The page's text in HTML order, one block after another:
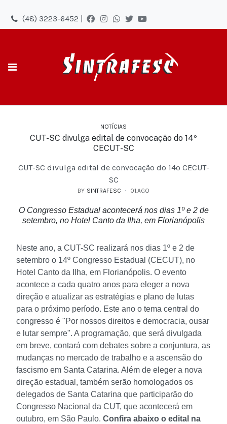
(48) 3223-6452 |
NOTÍCIAS
CUT-SC divulga edital de convocação do 14º
CECUT-SC
CUT-SC divulga edital de convocação do 14º CECUT-
SC
BY SINTRAFESC 01.AGO
O Congresso Estadual acontecerá nos dias 1º e 2 de
setembro, no Hotel Canto da Ilha, em Florianópolis
Neste ano, a CUT-SC realizará nos dias 1º e 2 de
setembro o 14º Congresso Estadual (CECUT), no
Hotel Canto da Ilha, em Florianópolis. O evento
acontece a cada quatro anos para eleger a nova
direção e atualizar as estratégias e plano de lutas
para o próximo período. Este ano o tema central do
congresso é "Por nossos direitos e democracia, ousar
e lutar sempre". A programação, que será divulgada
em breve, contará com debates sobre a conjuntura, as
mudanças no mercado de trabalho e a ascensão do
fascismo em Santa Catarina. Além de eleger a nova
direção estadual, também serão homologados os
delegados de Santa Catarina que participarão do
Congresso Nacional da CUT, que acontecerá em
outubro, em São Paulo. Confira abaixo o edital na